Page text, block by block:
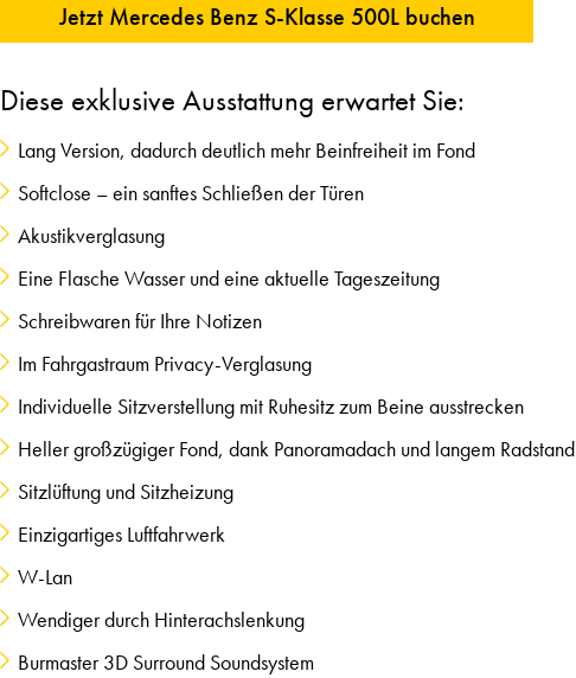
Jetzt Mercedes Benz S-Klasse 500L buchen
Diese exklusive Ausstattung erwartet Sie:
Lang Version, dadurch deutlich mehr Beinfreiheit im Fond
Softclose – ein sanftes Schließen der Türen
Akustikverglasung
Eine Flasche Wasser und eine aktuelle Tageszeitung
Schreibwaren für Ihre Notizen
Im Fahrgastraum Privacy-Verglasung
Individuelle Sitzverstellung mit Ruhesitz zum Beine ausstrecken
Heller großzügiger Fond, dank Panoramadach und langem Radstand
Sitzlüftung und Sitzheizung
Einzigartiges Luftfahrwerk
W-Lan
Wendiger durch Hinterachslenkung
Burmaster 3D Surround Soundsystem